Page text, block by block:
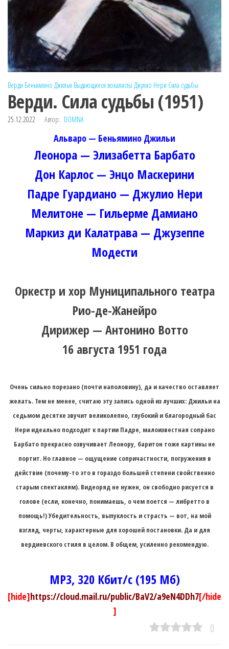
Верди Беньямино Джильи Выдающиеся вокалисты Джулио Нери Сила судьбы
Верди. Сила судьбы (1951)
25.12.2022 Автор: DOMNA
Альваро — Беньямино Джильи
Леонора — Элизабетта Барбато
Дон Карлос — Энцо Маскерини
Падре Гуардиано — Джулио Нери
Мелитоне — Гильерме Дамиано
Маркиз ди Калатрава — Джузеппе
Модести
Оркестр и хор Муниципального театра
Рио-де-Жанейро
Дирижер — Антонино Вотто
16 августа 1951 года
Очень сильно порезано (почти наполовину), да и качество оставляет
желать. Тем не менее, считаю эту запись одной из лучших: Джильи на
седьмом десятке звучит великолепно, глубокий и благородный бас
Нери идеально подходит к партии Падре, малоизвестная сопрано
Барбато прекрасно озвучивает Леонору, баритон тоже картины не
портит. Но главное — ощущение сопричастности, погружения в
действие (почему-то это в гораздо большей степени свойственно
старым спектаклям). Видеоряд не нужен, он свободно рисуется в
голове (если, конечно, понимаешь, о чем поется — либретто в
помощь!) Убедительность, выпуклость и страсть — вот, на мой
взгляд, черты, характерные для хорошей постановки. Да и для
вердиевского стиля в целом. В общем, усиленно рекомендую.
MP3, 320 Кбит/с (195 Мб)
[hide]https://cloud.mail.ru/public/BaV2/a9eN4DDh7[/hide
]
0